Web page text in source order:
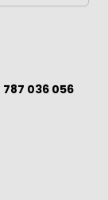
787 036 056